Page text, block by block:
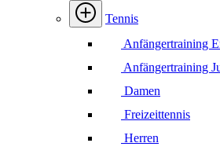
Tennis
Anfängertraining
Anfängertraining
Damen
Freizeittennis
Herren